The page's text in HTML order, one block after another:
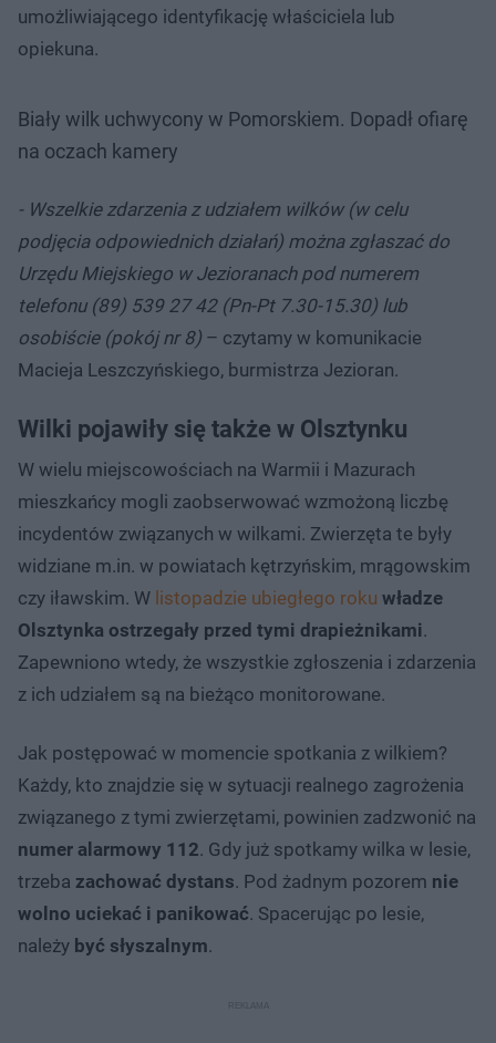
umożliwiającego identyfikację właściciela lub
opiekuna.
Biały wilk uchwycony w Pomorskiem. Dopadł ofiarę
na oczach kamery
- Wszelkie zdarzenia z udziałem wilków (w celu
podjęcia odpowiednich działań) można zgłaszać do
Urzędu Miejskiego w Jezioranach pod numerem
telefonu (89) 539 27 42 (Pn-Pt 7.30-15.30) lub
osobiście (pokój nr 8) – czytamy w komunikacie
Macieja Leszczyńskiego, burmistrza Jezioran.
Wilki pojawiły się także w Olsztynku
W wielu miejscowościach na Warmii i Mazurach
mieszkańcy mogli zaobserwować wzmożoną liczbę
incydentów związanych w wilkami. Zwierzęta te były
widziane m.in. w powiatach kętrzyńskim, mrągowskim
czy iławskim. W listopadzie ubiegłego roku władze
Olsztynka ostrzegały przed tymi drapieżnikami.
Zapewniono wtedy, że wszystkie zgłoszenia i zdarzenia
z ich udziałem są na bieżąco monitorowane.
Jak postępować w momencie spotkania z wilkiem?
Każdy, kto znajdzie się w sytuacji realnego zagrożenia
związanego z tymi zwierzętami, powinien zadzwonić na
numer alarmowy 112. Gdy już spotkamy wilka w lesie,
trzeba zachować dystans. Pod żadnym pozorem nie
wolno uciekać i panikować. Spacerując po lesie,
należy być słyszalnym.